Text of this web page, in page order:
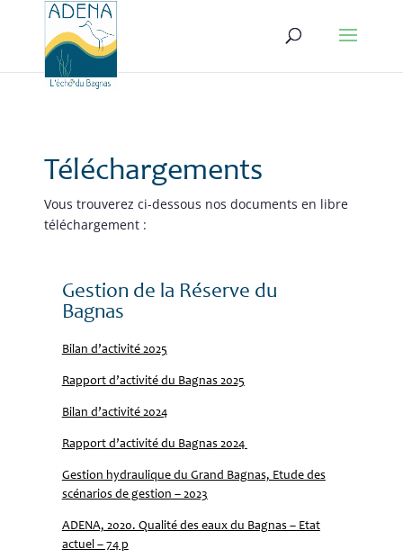
Téléchargements
Vous trouverez ci-dessous nos documents en libre
téléchargement :
Gestion de la Réserve du
Bagnas
Bilan d’activité 2025
Rapport d’activité du Bagnas 2025
Bilan d’activité 2024
Rapport d’activité du Bagnas 2024
Gestion hydraulique du Grand Bagnas, Etude des
scénarios de gestion – 2023
ADENA, 2020. Qualité des eaux du Bagnas – Etat
actuel – 74 p